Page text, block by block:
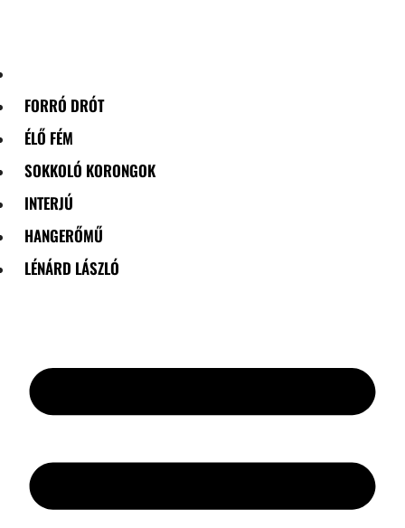
FORRÓ DRÓT
ÉLŐ FÉM
SOKKOLÓ KORONGOK
INTERJÚ
HANGERŐMŰ
LÉNÁRD LÁSZLÓ